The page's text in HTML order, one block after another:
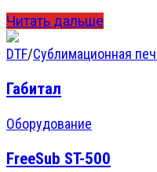
Читать дальше
DTF/Сублимационная
Габитал
Оборудование
FreeSub ST-500